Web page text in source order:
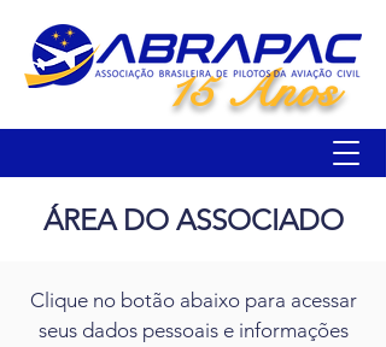
15 Anos
​ÁREA DO ASSOCIADO
Clique no botão abaixo para acessar
seus dados pessoais e informações